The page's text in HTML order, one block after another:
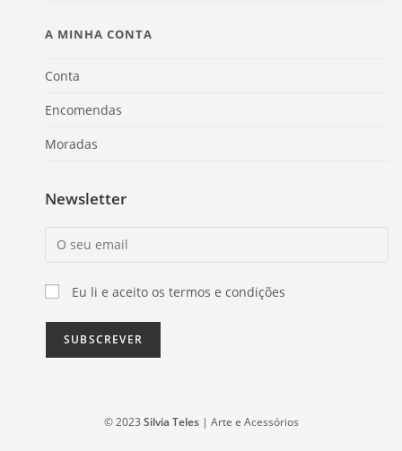
A MINHA CONTA
Conta
Encomendas
Moradas
Newsletter
Eu li e aceito os termos e condições
© 2023 Silvia Teles| Arte e Acessórios